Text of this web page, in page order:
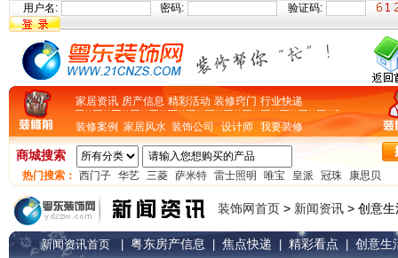
用户名: 密码: 验证码:
家居资讯 房产信息 精彩活动 装修窍门 行业快递
装修案例 家居风水 装饰公司 设计师 我要装修
商城搜索
热门搜索： 西门子 华艺 三菱 萨米特 雷士照明 唯宝 皇派 冠珠 康思贝
装饰网首页 > 新闻资讯 > 创意生
新闻资讯首页 粤东房产信息 焦点快递 精彩看点 创意生